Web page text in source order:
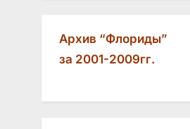
Архив “Флориды”
за 2001-2009гг.